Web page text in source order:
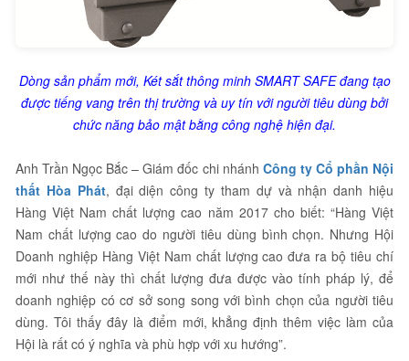
Dòng sản phẩm mới, Két sắt thông minh SMART SAFE đang tạo
được tiếng vang trên thị trường và uy tín với người tiêu dùng bởi
chức năng bảo mật bằng công nghệ hiện đại.
Anh Trần Ngọc Bắc – Giám đốc chi nhánh Công ty Cổ phần Nội
thất Hòa Phát, đại diện công ty tham dự và nhận danh hiệu
Hàng Việt Nam chất lượng cao năm 2017 cho biết: “Hàng Việt
Nam chất lượng cao do người tiêu dùng bình chọn. Nhưng Hội
Doanh nghiệp Hàng Việt Nam chất lượng cao đưa ra bộ tiêu chí
mới như thế này thì chất lượng đưa được vào tính pháp lý, để
doanh nghiệp có cơ sở song song với bình chọn của người tiêu
dùng. Tôi thấy đây là điểm mới, khẳng định thêm việc làm của
Hội là rất có ý nghĩa và phù hợp với xu hướng”.